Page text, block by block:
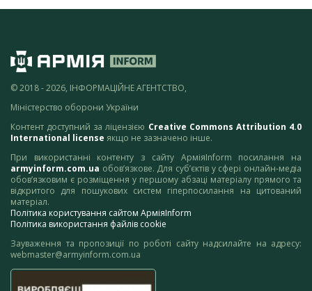
© 2018 - 2026, ІНФОРМАЦІЙНЕ АГЕНТСТВО,
Міністерство оборони України
Контент доступний за ліцензією Creative Commons Attribution 4.0
International license якщо не зазначено інше.
При використанні контенту з сайту АрміяInform посилання на
armyinform.com.ua обов’язкове. Для суб’єктів у сфері онлайн-медіа
обов’язковим є розміщення у першому абзаці матеріалу прямого та
відкритого для пошукових систем гіперпосилання на цитований
матеріал.
Політика користування сайтом АрміяInform
Політика використання файлів cookie
Зауваження та пропозиції по роботі сайту надсилайте на адресу:
webmaster@armyinform.com.ua